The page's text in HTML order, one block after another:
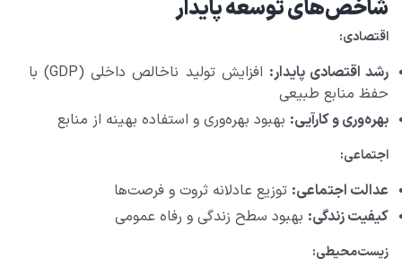
شاخص‌های توسعه پایدار
اقتصادی:
رشد اقتصادی پایدار:
افزایش تولید ناخالص داخلی (GDP) با
حفظ منابع طبیعی
بهره‌وری و کارآیی: بهبود بهره‌وری و استفاده بهینه از منابع
اجتماعی:
عدالت اجتماعی: توزیع عادلانه ثروت و فرصت‌ها
کیفیت زندگی: بهبود سطح زندگی و رفاه عمومی
زیست‌محیطی: